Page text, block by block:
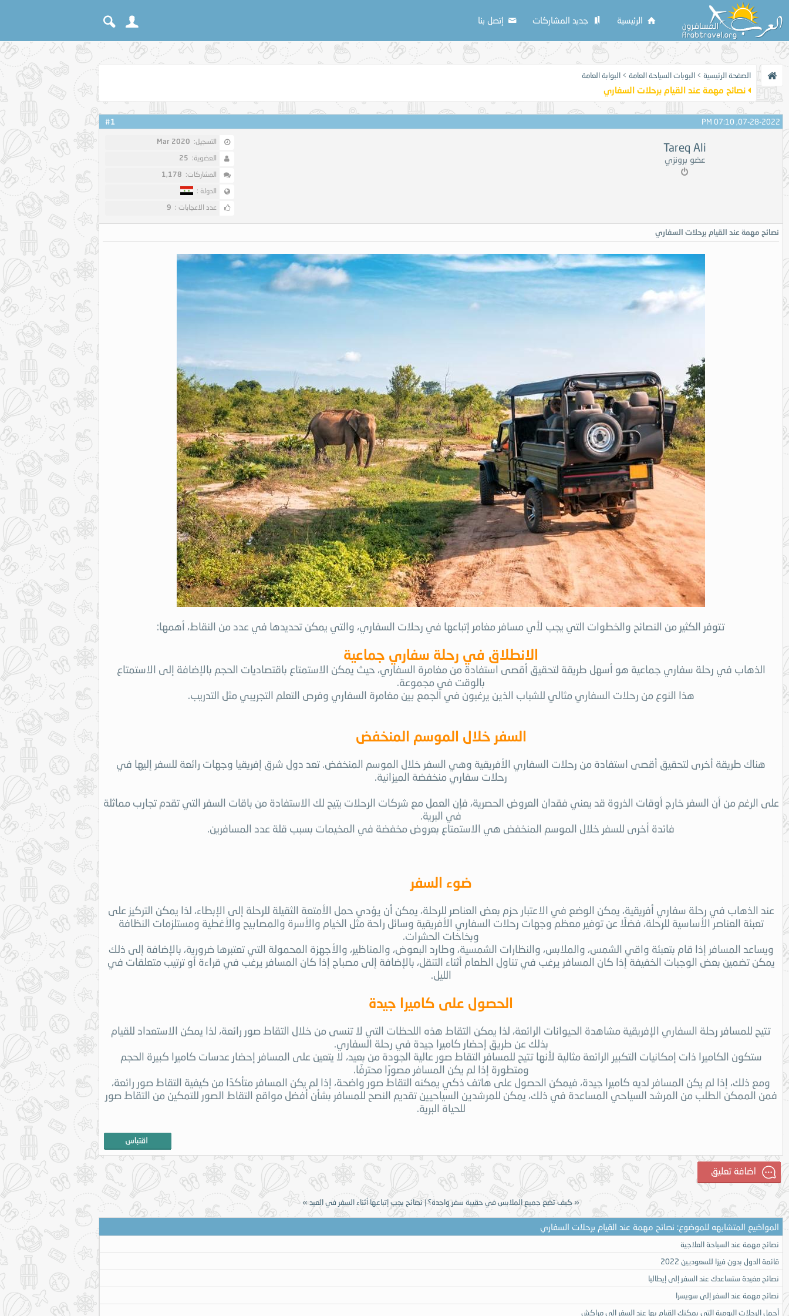
الرئيسية جديد المشاركات إتصل بنا
الصفحة الرئيسية > البوبات السياحة العامة > البوابة العامة
نصائح مهمة عند القيام برحلات السفاري
1 07-28-2022, 07:10 PM
Tareq Ali
عضو برونزي
التسجيل: Mar 2020
العضوية: 25
المشاركات: 1,178
الدولة :
عدد الاعجابات : 9
نصائح مهمة عند القيام برحلات السفاري
تتوفر الكثير من النصائح والخطوات التي يجب لأي مسافر مغامر إتباعها في رحلات السفاري، والتي يمكن تحديدها في عدد من النقاط، أهمها:
الانطلاق في رحلة سفاري جماعية
الذهاب في رحلة سفاري جماعية هو أسهل طريقة لتحقيق أقصى استفادة من مغامرة السفاري، حيث يمكن الاستمتاع باقتصاديات الحجم بالإضافة إلى الاستمتاع
بالوقت في مجموعة.
هذا النوع من رحلات السفاري مثالي للشباب الذين يرغبون في الجمع بين مغامرة السفاري وفرص التعلم التجريبي مثل التدريب.
السفر خلال الموسم المنخفض
هناك طريقة أخرى لتحقيق أقصى استفادة من رحلات السفاري الأفريقية وهي السفر خلال الموسم المنخفض. تعد دول شرق إفريقيا وجهات رائعة للسفر إليها في
رحلات سفاري منخفضة الميزانية.
على الرغم من أن السفر خارج أوقات الذروة قد يعني فقدان العروض الحصرية، فإن العمل مع شركات الرحلات يتيح لك الاستفادة من باقات السفر التي تقدم تجارب مماثلة
في البرية.
فائدة أخرى للسفر خلال الموسم المنخفض هي الاستمتاع بعروض مخفضة في المخيمات بسبب قلة عدد المسافرين.
ضوء السفر
عند الذهاب في رحلة سفاري أفريقية، يمكن الوضع في الاعتبار حزم بعض العناصر للرحلة، يمكن أن يؤدي حمل الأمتعة الثقيلة للرحلة إلى الإبطاء، لذا يمكن التركيز على
تعبئة العناصر الأساسية للرحلة، فضلًا عن توفير معظم وجهات رحلات السفاري الأفريقية وسائل راحة مثل الخيام والأسرة والمصابيح والأغطية ومستلزمات النظافة
وبخاخات الحشرات.
ويساعد المسافر إذا قام بتعبئة واقي الشمس، والملابس، والنظارات الشمسية، وطارد البعوض، والمناظير، والأجهزة المحمولة التي تعتبرها ضرورية، بالإضافة إلى ذلك
يمكن تضمين بعض الوجبات الخفيفة إذا كان المسافر يرغب في تناول الطعام أثناء التنقل، بالإضافة إلى مصباح إذا كان المسافر يرغب في قراءة أو ترتيب متعلقات في
الليل.
الحصول على كاميرا جيدة
تتيح للمسافر رحلة السفاري الإفريقية مشاهدة الحيوانات الرائعة، لذا يمكن التقاط هذه اللحظات التي لا تنسى من خلال التقاط صور رائعة، لذا يمكن الاستعداد للقيام
بذلك عن طريق إحضار كاميرا جيدة في رحلة السفاري.
ستكون الكاميرا ذات إمكانيات التكبير الرائعة مثالية لأنها تتيح للمسافر التقاط صور عالية الجودة من بعيد، لا يتعين على المسافر إحضار عدسات كاميرا كبيرة الحجم
ومتطورة إذا لم يكن المسافر مصورًا محترفًا.
ومع ذلك، إذا لم يكن المسافر لديه كاميرا جيدة، فيمكن الحصول على هاتف ذكي يمكنه التقاط صور واضحة، إذا لم يكن المسافر متأكدًا من كيفية التقاط صور رائعة،
فمن الممكن الطلب من المرشد السياحي المساعدة في ذلك، يمكن للمرشدين السياحيين تقديم النصح للمسافر بشأن أفضل مواقع التقاط الصور للتمكين من التقاط صور
للحياة البرية.
«كيف تضع جميع الملابس في حقيبة سفر واحدة؟|نصائح يجب إتباعها أثناء السفر في العيد»
المواضيع المتشابهه للموضوع: نصائح مهمة عند القيام برحلات السفاري
نصائح مهمة عند السياحة العلاجية
قائمة الدول بدون فيزا للسعوديين 2022
نصائح مفيدة ستساعدك عند السفر إلى إيطاليا
نصائح مهمة عند السفر إلى سويسرا
أجمل الرحلات اليومية التي يمكنك القيام بها عند السفر إلى مراكش